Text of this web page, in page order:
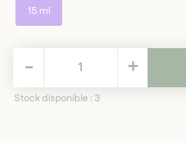
15 ml
15,00 € TTC+
-
Stock disponible : 3